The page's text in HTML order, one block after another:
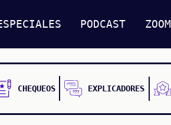
PODCAST ZOOM
CHEQUEOS EXPLICADORES